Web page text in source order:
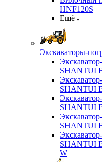
HNF120S
Ещё
Экскаваторы-
SHANTUI
SHANTUI
SHANTUI
SHANTUI
SHANTUI
W